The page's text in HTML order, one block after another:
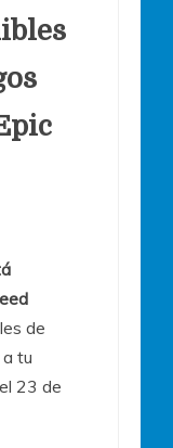
de
tu
23 de